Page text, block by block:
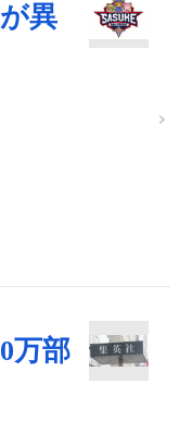
異
万部